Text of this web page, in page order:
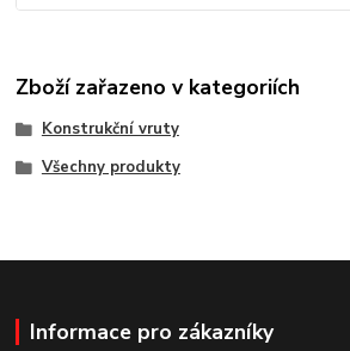
Zboží zařazeno v kategoriích
Konstrukční vruty
Všechny produkty
Informace pro zákazníky